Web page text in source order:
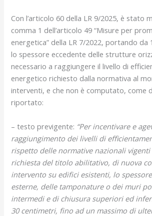
Con l’articolo 60 della LR 9/2025, è stato
comma 1 dell’articolo 49 “Misure per
energetica” della LR 7/2022, portando da
lo spessore eccedente delle strutture
necessario a raggiungere il livello di
energetico richiesto dalla normativa al
interventi, e che non è computato, come
riportato:
– testo previgente: “Per incentivare e
raggiungimento dei livelli di
rispetto delle normative nazionali
richiesta del titolo abilitativo, di nuova
intervento su edifici esistenti, lo
esterne, delle tamponature o dei muri
intermedi e di chiusura superiori ed
30 centimetri, fino ad un massimo di